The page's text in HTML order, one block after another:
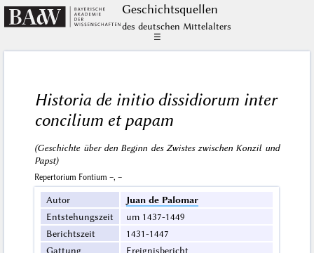
Geschichts­quellen
des deutschen Mittelalters
☰
Historia de initio dissidiorum inter
concilium et papam
(Geschichte über den Beginn des Zwistes zwischen Konzil und
Papst)
Repertorium Fontium –, –
Autor
Juan de Palomar
Entstehungszeit
um 1437-1449
Berichtszeit
1431-1447
Gattung
Ereignisbericht